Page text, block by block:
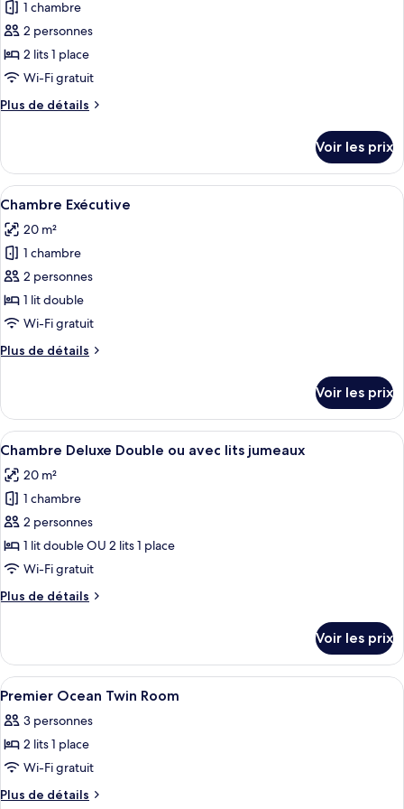
Chambre
Premium
lits
jumeaux
les
photos
pour
ce
type
de
Chambre
Double
«
Premier
»
1 chambre
2 personnes
2 lits 1 place
Wi-Fi gratuit
Plus de détails
Plus
le
type
de
Chambre
Double
Premier
»
Voir les prix
Afficher
toutes
les
photos
pour
ce
type
chambre :
Une chambre d’hôtel moderne
6
Chambre Exécutive
20 m²
1 chambre
2 personnes
1 lit double
Wi-Fi gratuit
Plus de détails
Plus
le
type
de
Chambre
Exécutive
Voir les prix
Afficher
toutes
les
photos
pour
ce
type
chambre :
Double
ou
avec
lits
jumeaux
Une chambre d’hôtel avec deux
4
Chambre Deluxe Double ou avec lits jumeaux
20 m²
1 chambre
2 personnes
1 lit double OU 2 lits 1 place
Wi-Fi gratuit
Plus de détails
Plus
le
type
de
Chambre
Deluxe
ou
avec
Voir les prix
Afficher
toutes
les
photos
pour
ce
Coffres-forts dans les chambres,
7
Premier Ocean Twin Room
3 personnes
2 lits 1 place
Wi-Fi gratuit
Plus de détails
Plus